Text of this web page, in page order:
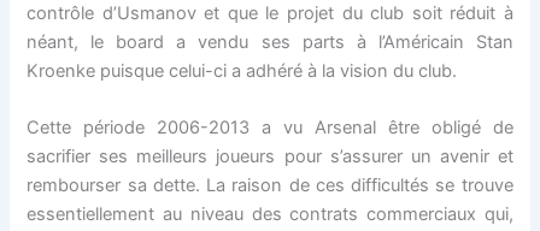
contrôle d’Usmanov et que le projet du club soit réduit à
néant, le board a vendu ses parts à l’Américain Stan
Kroenke puisque celui-ci a adhéré à la vision du club.
Cette période 2006-2013 a vu Arsenal être obligé de
sacrifier ses meilleurs joueurs pour s’assurer un avenir et
rembourser sa dette. La raison de ces difficultés se trouve
essentiellement au niveau des contrats commerciaux qui,